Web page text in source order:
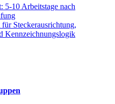
5-10 Arbeitstage nach
Steckerausrichtung,
Kennzeichnungslogik